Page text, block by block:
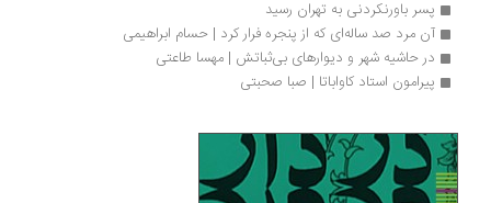
پسر باورنکردنی به تهران رسید
آن مرد صد ساله‌ای که از پنجره فرار کرد | حسام ابراهیمی
در حاشیه شهر و دیوارهای بی‌ثباتش | مهسا طاعتی
پیرامون استاد کاواباتا | صبا صحبتی